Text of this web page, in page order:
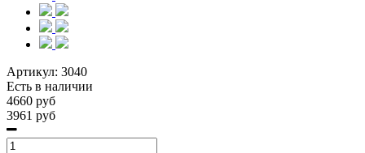
Артикул: 3040
Есть в наличии
4660 руб
3961 руб